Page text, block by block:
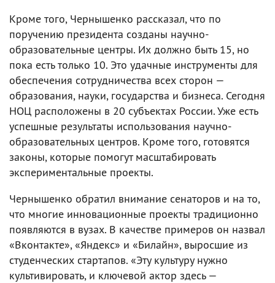
Кроме того, Чернышенко рассказал, что по
поручению президента созданы научно-
образовательные центры. Их должно быть 15, но
пока есть только 10. Это удачные инструменты для
обеспечения сотрудничества всех сторон —
образования, науки, государства и бизнеса. Сегодня
НОЦ расположены в 20 субъектах России. Уже есть
успешные результаты использования научно-
образовательных центров. Кроме того, готовятся
законы, которые помогут масштабировать
экспериментальные проекты.
Чернышенко обратил внимание сенаторов и на то,
что многие инновационные проекты традиционно
появляются в вузах. В качестве примеров он назвал
«Вконтакте», «Яндекс» и «Билайн», выросшие из
студенческих стартапов. «Эту культуру нужно
культивировать, и ключевой актор здесь —